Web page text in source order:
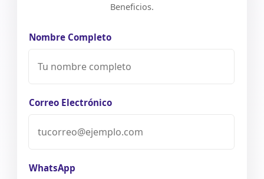
Beneficios.
Nombre Completo
Correo Electrónico
WhatsApp